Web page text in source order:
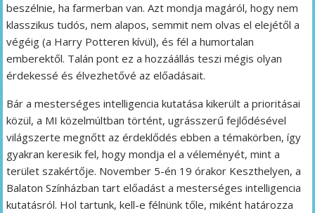
beszélnie, ha farmerban van. Azt mondja magáról, hogy nem
klasszikus tudós, nem alapos, semmit nem olvas el elejétől a
végéig (a Harry Potteren kívül), és fél a humortalan
emberektől. Talán pont ez a hozzáállás teszi mégis olyan
érdekessé és élvezhetővé az előadásait.
Bár a mesterséges intelligencia kutatása kikerült a prioritásai
közül, a MI közelmúltban történt, ugrásszerű fejlődésével
világszerte megnőtt az érdeklődés ebben a témakörben, így
gyakran keresik fel, hogy mondja el a véleményét, mint a
terület szakértője. November 5-én 19 órakor Keszthelyen, a
Balaton Színházban tart előadást a mesterséges intelligencia
kutatásról. Hol tartunk, kell-e félnünk tőle, miként határozza